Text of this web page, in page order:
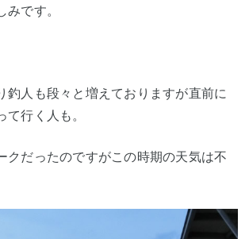
です。
釣人も段々と増えておりますが直前に
行く人も。
クだったのですがこの時期の天気は不